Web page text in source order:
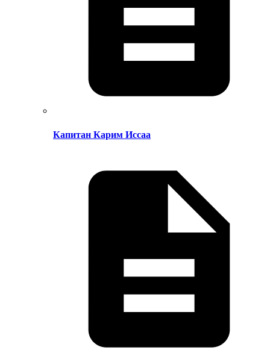
Капитан Карим Иссаа